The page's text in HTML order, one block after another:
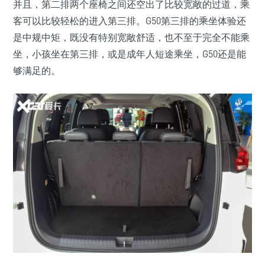
并且，第二排两个座椅之间还空出了比较宽敞的过道，乘
客可以比较轻松的进入第三排。G50第三排的乘坐体验还
是中规中矩，既没有特别宽敞舒适，也不至于完全不能乘
坐，小孩坐在第三排，或是成年人短途乘坐，G50还是能
够满足的。